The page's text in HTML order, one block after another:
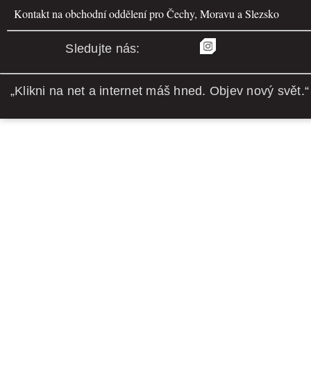
Kontakt na obchodní oddělení pro Čechy, Moravu a Slezsko
Sledujte nás:
„Klikni na net a internet máš hned. Objev nový svět.“